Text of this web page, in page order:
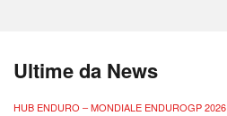
Ultime da News
HUB ENDURO – MONDIALE ENDUROGP 2026